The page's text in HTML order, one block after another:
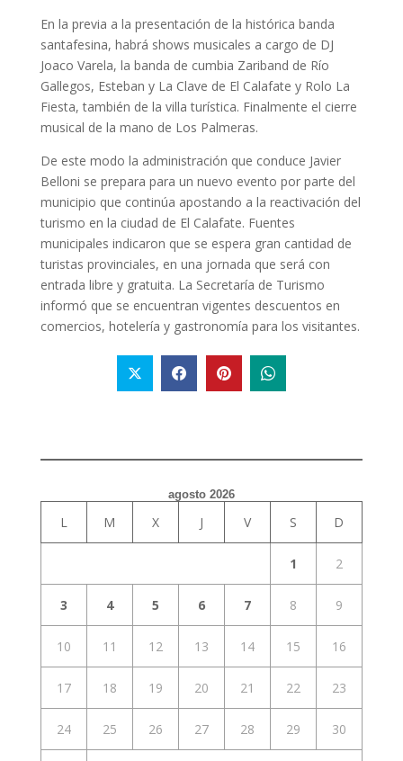
En la previa a la presentación de la histórica banda
santafesina, habrá shows musicales a cargo de DJ
Joaco Varela, la banda de cumbia Zariband de Río
Gallegos, Esteban y La Clave de El Calafate y Rolo La
Fiesta, también de la villa turística. Finalmente el cierre
musical de la mano de Los Palmeras.
De este modo la administración que conduce Javier
Belloni se prepara para un nuevo evento por parte del
municipio que continúa apostando a la reactivación del
turismo en la ciudad de El Calafate. Fuentes
municipales indicaron que se espera gran cantidad de
turistas provinciales, en una jornada que será con
entrada libre y gratuita. La Secretaría de Turismo
informó que se encuentran vigentes descuentos en
comercios, hotelería y gastronomía para los visitantes.
agosto 2026
L M X J V S D
1 2
3 4 5 6 7 8 9
10 11 12 13 14 15 16
17 18 19 20 21 22 23
24 25 26 27 28 29 30